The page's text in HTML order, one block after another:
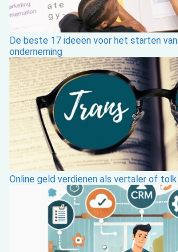
De beste 17 ideeën voor het starten
onderneming
Online geld verdienen als vertaler of tolk